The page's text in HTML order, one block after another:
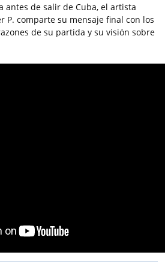
antes de salir de Cuba, el artista
P. comparte su mensaje final con los
de su partida y su visión sobre